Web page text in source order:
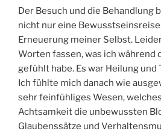
Der Besuch und die Behandlung
nicht nur eine
Erneuerung meiner Selbst.
Worten fassen, was ich während
gefühlt habe. Es war Heilung
Ich fühlte mich danach wie
sehr feinfühliges Wesen,
Achtsamkeit die unbewussten
Glaubenssätze und